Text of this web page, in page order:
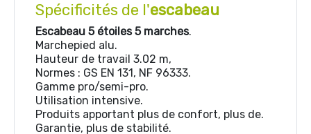
Spécificités de l'escabeau
Escabeau 5 étoiles 5 marches.
Marchepied alu.
Hauteur de travail 3.02 m,
Normes : GS EN 131, NF 96333.
Gamme pro/semi-pro.
Utilisation intensive.
Produits apportant plus de confort, plus de.
Garantie, plus de stabilité.